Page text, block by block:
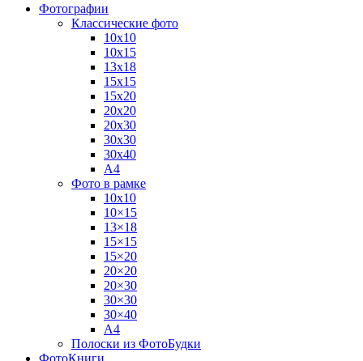
Фотографии
Классические фото
10х10
10х15
13х18
15х15
15х20
20х20
20х30
30х30
30х40
А4
Фото в рамке
10х10
10×15
13×18
15×15
15×20
20×20
20×30
30×30
30×40
A4
Полоски из ФотоБудки
ФотоКниги